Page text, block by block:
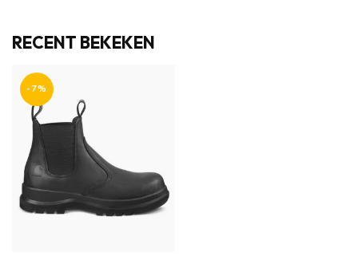
RECENT BEKEKEN
-7%